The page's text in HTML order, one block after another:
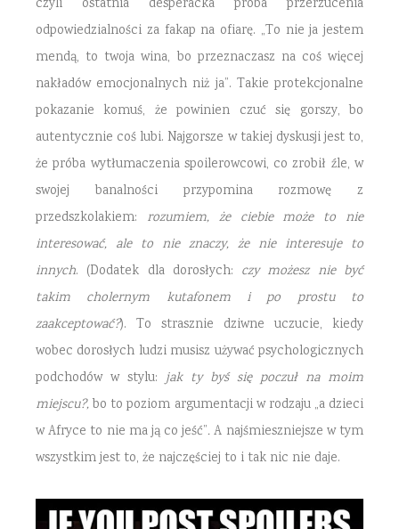
czyli ostatnia desperacka próba przerzucenia
odpowiedzialności za fakap na ofiarę. „To nie ja jestem
mendą, to twoja wina, bo przeznaczasz na coś więcej
nakładów emocjonalnych niż ja”. Takie protekcjonalne
pokazanie komuś, że powinien czuć się gorszy, bo
autentycznie coś lubi. Najgorsze w takiej dyskusji jest to,
że próba wytłumaczenia spoilerowcowi, co zrobił źle, w
swojej banalności przypomina rozmowę z
przedszkolakiem: rozumiem, że ciebie może to nie
interesować, ale to nie znaczy, że nie interesuje to
innych. (Dodatek dla dorosłych: czy możesz nie być
takim cholernym kutafonem i po prostu to
zaakceptować?). To strasznie dziwne uczucie, kiedy
wobec dorosłych ludzi musisz używać psychologicznych
podchodów w stylu:jak ty byś się poczuł na moim
miejscu?,bo to poziom argumentacji w rodzaju „a dzieci
w Afryce to nie ma ją co jeść”.A najśmieszniejsze w tym
wszystkim jest to, że najczęściej to i tak nic nie daje.